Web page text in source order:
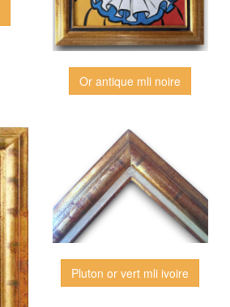
Or antique mli noire
Pluton or vert mli ivoire